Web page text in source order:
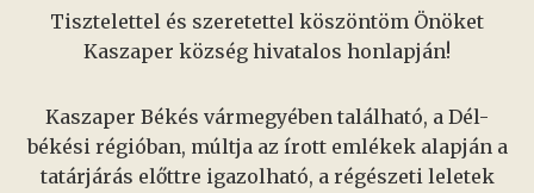
Tisztelettel és szeretettel köszöntöm Önöket
Kaszaper község hivatalos honlapján!
Kaszaper Békés vármegyében található, a Dél-
békési régióban, múltja az írott emlékek alapján a
tatárjárás előttre igazolható, a régészeti leletek